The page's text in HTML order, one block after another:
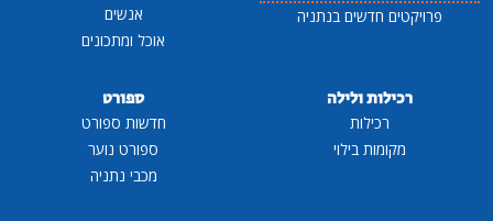
פרויקטים חדשים בנתניה
אנשים
אוכל ומתכונים
רכילות ולילה
רכילות
מקומות בילוי
ספורט
חדשות ספורט
ספורט נוער
מכבי נתניה